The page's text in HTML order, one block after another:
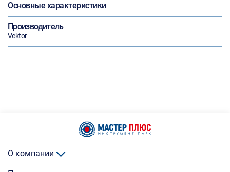
Основные характеристики
Производитель
Vektor
О компании